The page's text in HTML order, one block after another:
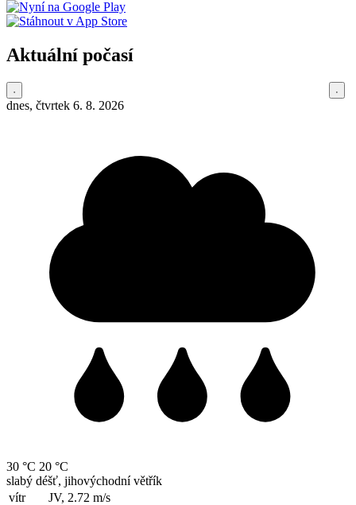
Aktuální počasí
dnes, čtvrtek 6. 8. 2026
30 °C 20 °C
slabý déšť, jihovýchodní větřík
vítr
JV, 2.72 m/s